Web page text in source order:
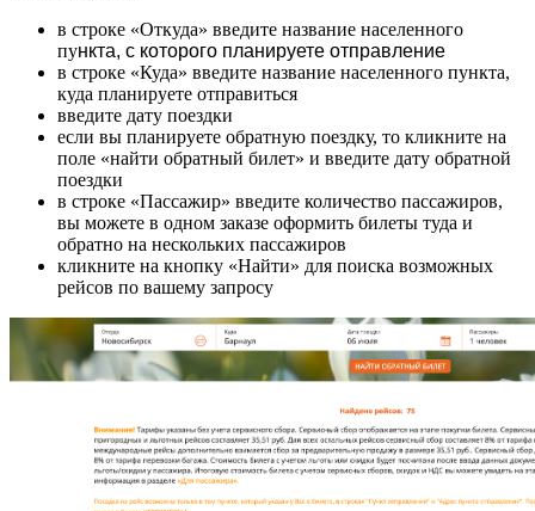
в строке «Откуда» введите название населенного
пункта, с которого планируете отправление
в строке «Куда» введите название населенного пункта,
куда планируете отправиться
введите дату поездки
если вы планируете обратную поездку, то кликните на
поле «найти обратный билет» и введите дату обратной
поездки
в строке «Пассажир» введите количество пассажиров,
вы можете в одном заказе оформить билеты туда и
обратно на нескольких пассажиров
кликните на кнопку «Найти» для поиска возможных
рейсов по вашему запросу